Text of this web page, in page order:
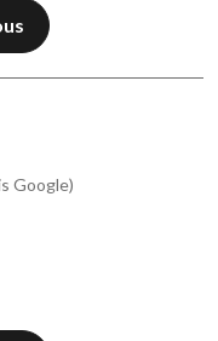
Google)